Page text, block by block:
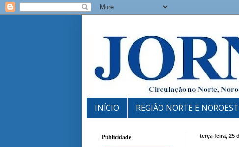
INÍCIO REGIÃO NORTE E
terça-feira, 25
Publicidade